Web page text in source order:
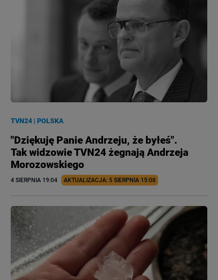
TVN24 |POLSKA
"Dziękuję Panie Andrzeju, że byłeś".
Tak widzowie TVN24 żegnają Andrzeja
Morozowskiego
4 SIERPNIA 19:04 AKTUALIZACJA: 5 SIERPNIA 15:08